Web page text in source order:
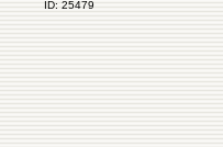
ID: 25479